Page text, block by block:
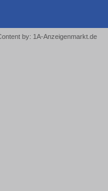
by: 1A-Anzeigenmarkt.de